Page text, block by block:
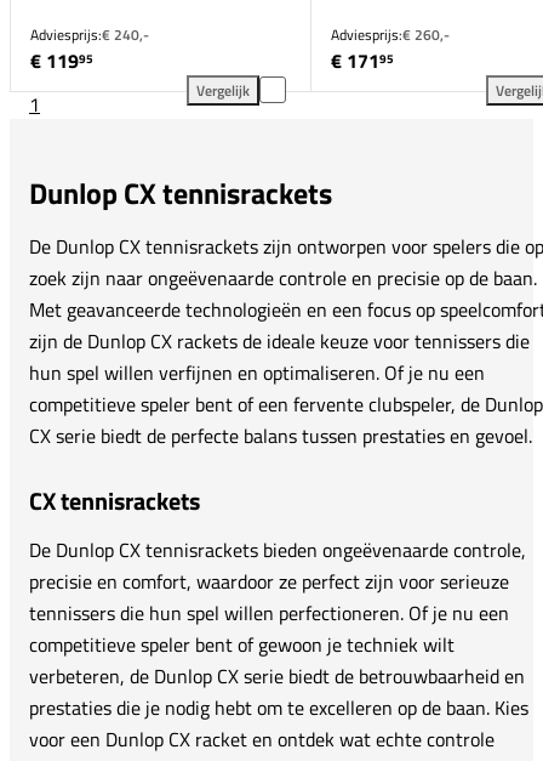
Adviesprijs:€ 240,-
€ 11995
Vergelijk
Dunlop CX200 LS toevoegen aan vergelijking
Adviesprijs:€ 260,-
€ 17195
1
Dunlop CX tennisrackets
De Dunlop CX tennisrackets zijn ontworpen voor spelers die op
zoek zijn naar ongeëvenaarde controle en precisie op de baan.
Met geavanceerde technologieën en een focus op
zijn de Dunlop CX rackets de ideale keuze voor tennissers die
hun spel willen verfijnen en optimaliseren. Of je nu een
competitieve speler bent of een fervente clubspeler, de Dunlop
CX serie biedt de perfecte balans tussen prestaties en gevoel.
CX tennisrackets
De Dunlop CX tennisrackets bieden ongeëvenaarde controle,
precisie en comfort, waardoor ze perfect zijn voor serieuze
tennissers die hun spel willen perfectioneren. Of je nu een
competitieve speler bent of gewoon je techniek wilt
verbeteren, de Dunlop CX serie biedt de betrouwbaarheid en
prestaties die je nodig hebt om te excelleren op de baan. Kies
voor een Dunlop CX racket en ontdek wat echte controle